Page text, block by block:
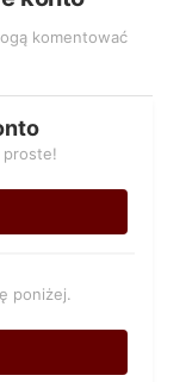
komentować
proste!
poniżej.